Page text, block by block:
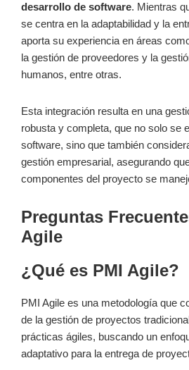
desarrollo de software. Mientras
se centra en la adaptabilidad y la
aporta su experiencia en áreas
la gestión de proveedores y la
humanos, entre otras.
Esta integración resulta en una
robusta y completa, que no solo se
software, sino que también
gestión empresarial, asegurando
componentes del proyecto se
Preguntas
Agile
¿Qué es PMI Agile?
PMI Agile es una metodología que
de la gestión de proyectos
prácticas ágiles, buscando un
adaptativo para la entrega de